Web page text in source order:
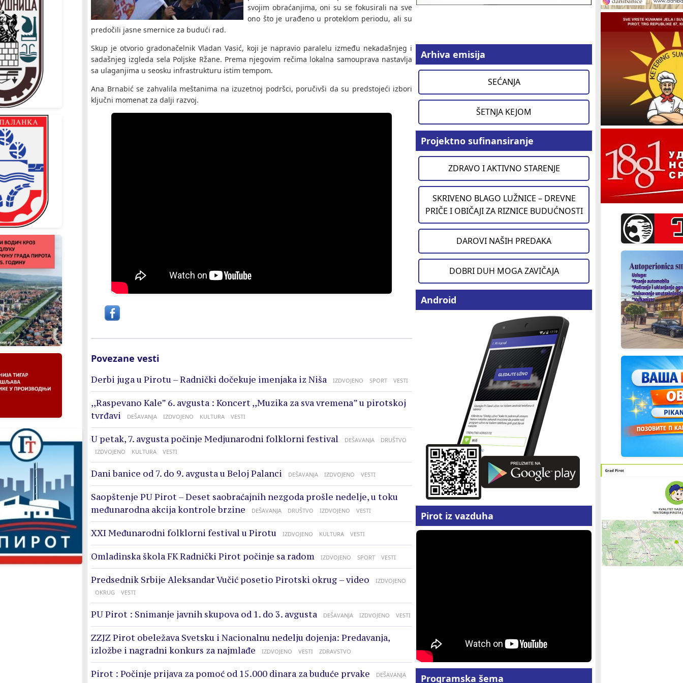
svojim obraćanjima, oni su se fokusirali na sve
ono što je urađeno u proteklom periodu, ali su
predočili jasne smernice za budući rad.
Skup je otvorio gradonačelnik Vladan Vasić, koji je napravio paralelu između nekadašnjeg i
sadašnjeg izgleda sela Poljske Ržane. Prema njegovim rečima lokalna samouprava nastavlja
sa ulaganjima u seosku infrastrukturu istim tempom.
Ana Brnabić se zahvalila meštanima na izuzetnoj podršci, poručivši da su predstojeći izbori
ključni momenat za dalji razvoj.
Povezane vesti
Derbi juga u Pirotu – Radnički dočekuje imenjaka iz Niša IZDVOJENO SPORT VESTI
,,Raspevano Kale” 6. avgusta : Koncert ,,Muzika za sva vremena” u pirotskoj
tvrđavi
DEŠAVANJA IZDVOJENO KULTURA VESTI
U petak, 7. avgusta počinje Medjunarodni folklorni festival DEŠAVANJA
DRUŠTVO
IZDVOJENO
KULTURA VESTI
Dani banice od 7. do 9. avgusta u Beloj Palanci DEŠAVANJA IZDVOJENO VESTI
Saopštenje PU Pirot – Deset saobraćajnih nezgoda prošle nedelje, u toku
međunarodna akcija kontrole brzine
DEŠAVANJA DRUŠTVO IZDVOJENO VESTI
XXI Međunarodni folklorni festival u Pirotu IZDVOJENO KULTURA VESTI
Omladinska škola FK Radnički Pirot počinje sa radom IZDVOJENO SPORT VESTI
Predsednik Srbije Aleksandar Vučić posetio Pirotski okrug – video
IZDVOJENO
OKRUG
VESTI
PU Pirot : Snimanje javnih skupova od 1. do 3. avgusta DEŠAVANJA IZDVOJENO VESTI
ZZJZ Pirot obeležava Svetsku i Nacionalnu nedelju dojenja: Predavanja,
izložbe i nagradni konkurs za najmlađe
IZDVOJENO VESTI ZDRAVSTVO
Pirot : Počinje prijava za pomoć od 15.000 dinara za buduće prvake
DEŠAVANJA
Arhiva emisija
SEĆANJA
ŠETNJA KEJOM
Projektno sufinansiranje
ZDRAVO I AKTIVNO STARENJE
SKRIVENO BLAGO LUŽNICE – DREVNE
PRIČE I OBIČAJI ZA RIZNICE BUDUĆNOSTI
DAROVI NAŠIH PREDAKA
DOBRI DUH MOGA ZAVIČAJA
Android
Pirot iz vazduha
Programska šema